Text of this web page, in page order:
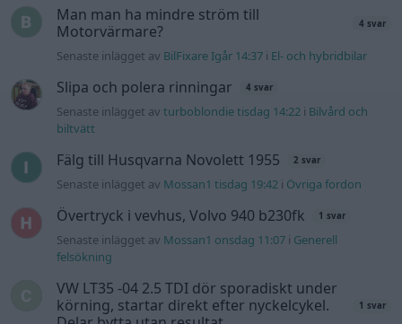
Man man ha mindre ström till
Motorvärmare?
4 svar
Senaste inlägget av BilFixare Igår 14:37 i El- och hybridbilar
Slipa och polera rinningar 4 svar
Senaste inlägget avturboblondie tisdag 14:22 i Bilvård och
biltvätt
Fälg till Husqvarna Novolett 1955 2 svar
Senaste inlägget av Mossan1 tisdag 19:42 i Övriga fordon
Övertryck i vevhus, Volvo 940 b230fk 1 svar
Senaste inlägget av Mossan1 onsdag 11:07 i Generell
felsökning
VW LT35 -04 2.5 TDI dör sporadiskt under
körning, startar direkt efter nyckelcykel.
1 svar